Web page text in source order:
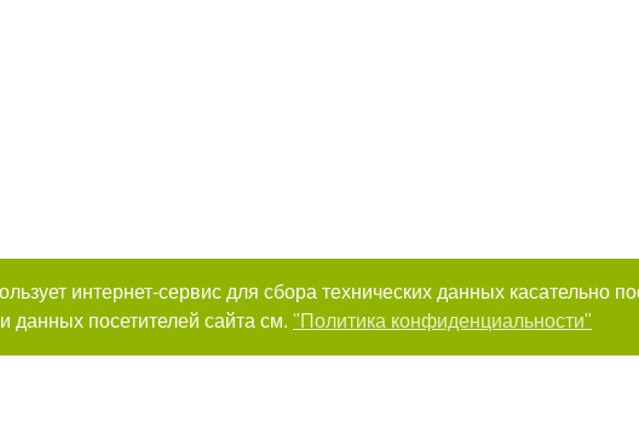
интернет-сервис для сбора технических данных касательно
данных посетителей сайта см. "Политика конфиденциальности"